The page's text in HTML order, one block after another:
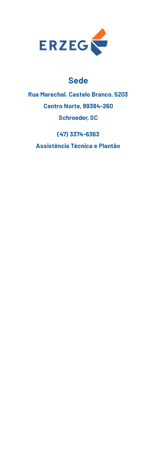
Sede
Rua Marechal. Castelo Branco, 5203
Centro Norte, 89384-260
Schroeder, SC
(47) 3374-6363
Assistência Técnica e Plantão